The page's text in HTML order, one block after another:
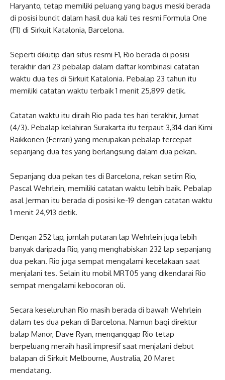
Haryanto, tetap memiliki peluang yang bagus meski berada
di posisi buncit dalam hasil dua kali tes resmi Formula One
(F1) di Sirkuit Katalonia, Barcelona.
Seperti dikutip dari situs resmi F1, Rio berada di posisi
terakhir dari 23 pebalap dalam daftar kombinasi catatan
waktu dua tes di Sirkuit Katalonia. Pebalap 23 tahun itu
memiliki catatan waktu terbaik 1 menit 25,899 detik.
Catatan waktu itu diraih Rio pada tes hari terakhir, Jumat
(4/3). Pebalap kelahiran Surakarta itu terpaut 3,314 dari Kimi
Raikkonen (Ferrari) yang merupakan pebalap tercepat
sepanjang dua tes yang berlangsung dalam dua pekan.
Sepanjang dua pekan tes di Barcelona, rekan setim Rio,
Pascal Wehrlein, memiliki catatan waktu lebih baik. Pebalap
asal Jerman itu berada di posisi ke-19 dengan catatan waktu
1 menit 24,913 detik.
Dengan 252 lap, jumlah putaran lap Wehrlein juga lebih
banyak daripada Rio, yang menghabiskan 232 lap sepanjang
dua pekan. Rio juga sempat mengalami kecelakaan saat
menjalani tes. Selain itu mobil MRT05 yang dikendarai Rio
sempat mengalami kebocoran oli.
Secara keseluruhan Rio masih berada di bawah Wehrlein
dalam tes dua pekan di Barcelona. Namun bagi direktur
balap Manor, Dave Ryan, menganggap Rio tetap
berpeluang meraih hasil impresif saat menjalani debut
balapan di Sirkuit Melbourne, Australia, 20 Maret
mendatang.